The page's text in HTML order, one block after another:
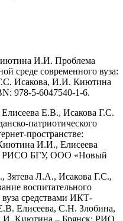
И.И. Проблема
среде современного вуза:
Исакова, И.И. Киютина
978-5-6047540-1-6.
Е.В., Исакова Г.С.
патриотического
пространстве:
И.И., Елисеева
РИСО БГУ, ООО «Новый
Зятева Л.А., Исакова Г.С.,
воспитательного
вуза средствами ИКТ-
Елисеева, С.Н. Злобина,
Киютина – Брянск: РИО